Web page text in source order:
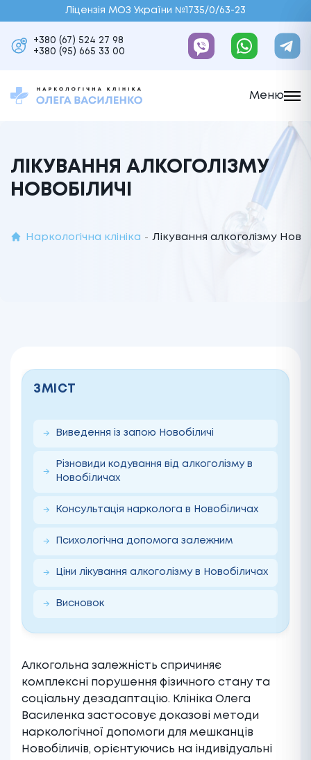
Ліцензія МОЗ України №1735/0/63-23
+380 (67) 524 27 98
+380 (95) 665 33 00
Меню
ЛІКУВАННЯ АЛКОГОЛІЗМУ
НОВОБІЛИЧІ
Наркологічна клініка - Лікування алкоголізму
ЗМІСТ
Виведення із запою Новобіличі
Різновиди кодування від алкоголізму в
Новобіличах
Консультація нарколога в Новобіличах
Психологічна допомога залежним
Ціни лікування алкоголізму в Новобіличах
Висновок
Алкогольна залежність спричиняє
комплексні порушення фізичного стану та
соціальну дезадаптацію. Клініка Олега
Василенка застосовує доказові методи
наркологічної допомоги для мешканців
Новобіличів, орієнтуючись на індивідуальні